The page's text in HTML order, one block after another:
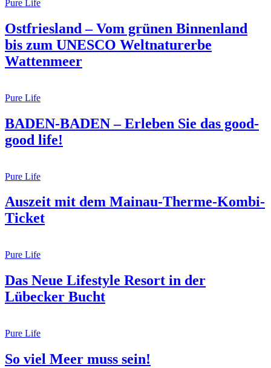
Pure Life
Ostfriesland – Vom grünen Binnenland
bis zum UNESCO Weltnaturerbe
Wattenmeer
Pure Life
BADEN-BADEN – Erleben Sie das good-
good life!
Pure Life
Auszeit mit dem Mainau-Therme-Kombi-
Ticket
Pure Life
Das Neue Lifestyle Resort in der
Lübecker Bucht
Pure Life
So viel Meer muss sein!